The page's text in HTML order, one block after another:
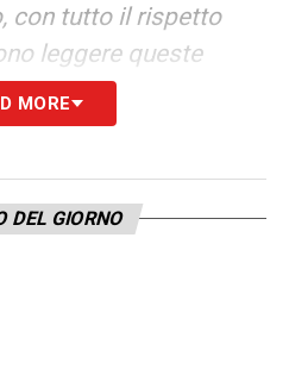
con tutto il rispetto
leggere queste
e modesto (quello da
Baggio che
sua fantasia e nessun
»
MORE
DEL GIORNO